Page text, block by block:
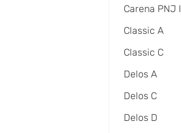
Carena PNJ I
Classic A
Classic C
Delos A
Delos C
Delos D